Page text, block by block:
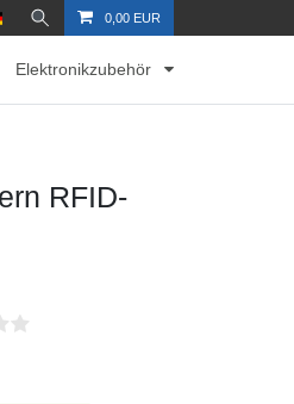
0,00 EUR
Elektronikzubehör
RFID-